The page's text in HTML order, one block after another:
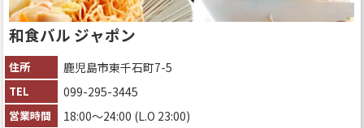
和食バル ジャポン
住所 鹿児島市東千石町7-5
TEL 099-295-3445
営業時間 18:00～24:00 (L.O 23:00)